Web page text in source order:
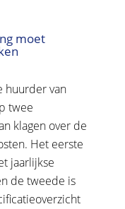
moet
huurder van
twee
klagen over de
Het eerste
jaarlijkse
de tweede is